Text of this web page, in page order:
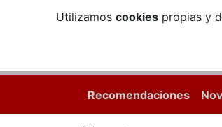
Utilizamos cookiespropias y
Recomendaciones